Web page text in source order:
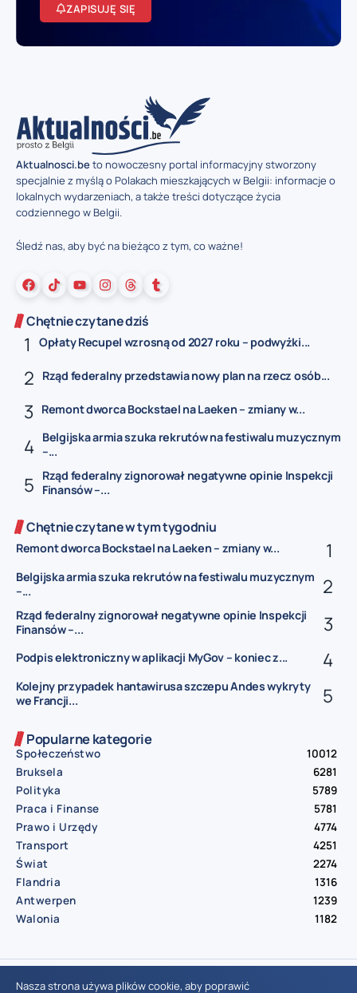
ZAPISUJĘ SIĘ
Aktualnosci.beto nowoczesny portal informacyjny stworzony
specjalnie z myślą o Polakach mieszkających w Belgii: informacje o
lokalnych wydarzeniach, a także treści dotyczące życia
codziennego w Belgii.
Śledź nas, aby być na bieżąco z tym, co ważne!
Chętnie czytane dziś
Opłaty Recupel wzrosną od 2027 roku – podwyżki...
Rząd federalny przedstawia nowy plan na rzecz osób...
Remont dworca Bockstael na Laeken – zmiany w...
Belgijska armia szuka rekrutów na festiwalu muzycznym
–...
Rząd federalny zignorował negatywne opinie Inspekcji
Finansów –...
Chętnie czytane w tym tygodniu
Remont dworca Bockstael na Laeken – zmiany w...
Belgijska armia szuka rekrutów na festiwalu muzycznym
–...
Rząd federalny zignorował negatywne opinie Inspekcji
Finansów –...
Podpis elektroniczny w aplikacji MyGov – koniec z...
Kolejny przypadek hantawirusa szczepu Andes wykryty
we Francji...
Popularne kategorie
Społeczeństwo
10012
Bruksela
6281
Polityka
5789
Praca i Finanse
5781
Prawo i Urzędy
4774
Transport
4251
Świat
2274
Flandria
1316
Antwerpen
1239
Walonia
1182
© Aktualnosci.be – All Right Reserved 2016-2026
Nasza strona używa plików cookie, aby poprawić